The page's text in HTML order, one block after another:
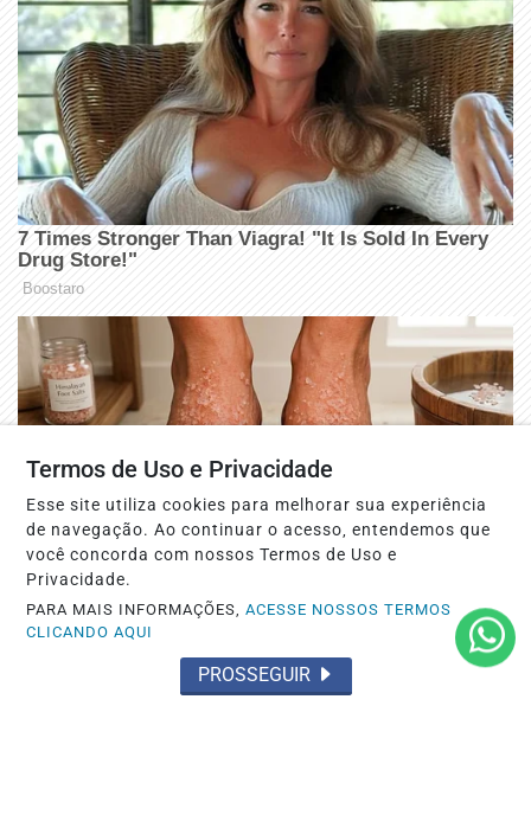
Termos de Uso e Privacidade
Esse site utiliza cookies para melhorar sua experiência
de navegação. Ao continuar o acesso, entendemos que
você concorda com nossos Termos de Uso e
Privacidade.
PARA MAIS INFORMAÇÕES,ACESSE NOSSOS TERMOS
CLICANDO AQUI
PROSSEGUIR